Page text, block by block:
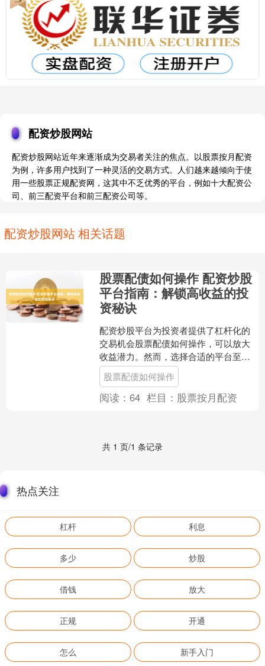
配资炒股网站
配资炒股网站近年来逐渐成为交易者关注的焦点。以股票按月配资
为例，许多用户找到了一种灵活的交易方式。人们越来越倾向于使
用一些股票正规配资网，这其中不乏优秀的平台，例如十大配资公
司、前三配资平台和前三配资公司等。
配资炒股网站 相关话题
股票配债如何操作 配资炒股
平台指南：解锁高收益的投
资秘诀
配资炒股平台为投资者提供了杠杆化的
交易机会股票配债如何操作，可以放大
收益潜力。然而，选择合适的平台至关
重要，以确保安全性和盈利能力。 * **监
管合规：**受金....
股票配债如何操作
阅读：64 栏目： 股票按月配资
共 1 页/1 条记录
热点关注
杠杆 利息
多少 炒股
借钱 放大
正规 开通
怎么 新手入门